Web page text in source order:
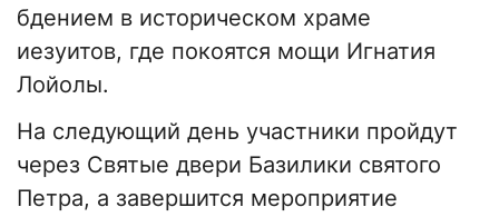
бдением в историческом храме
иезуитов, где покоятся мощи Игнатия
Лойолы.
На следующий день участники пройдут
через Святые двери Базилики святого
Петра, а завершится мероприятие